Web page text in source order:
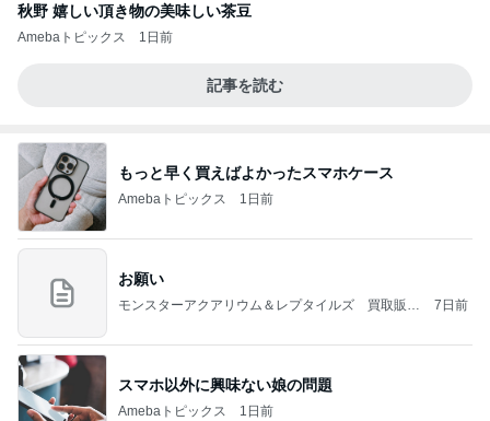
秋野 嬉しい頂き物の美味しい茶豆
Amebaトピックス 1日前
記事を読む
もっと早く買えばよかったスマホケース
Amebaトピックス 1日前
お願い
モンスターアクアリウム＆レプタイルズ 買取販売
7日前
スマホ以外に興味ない娘の問題
Amebaトピックス 1日前